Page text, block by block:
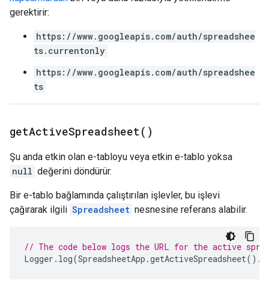
gerektirir:
https://www.googleapis.com/auth/spreadshee
ts.currentonly
https://www.googleapis.com/auth/spreadshee
ts
getActiveSpreadsheet( )
Şu anda etkin olan e-tabloyu veya etkin e-tablo yoksa
null değerini döndürür.
Bir e-tablo bağlamında çalıştırılan işlevler, bu işlevi
çağırarak ilgili Spreadsheet nesnesine referans alabilir.
// The code below logs the URL for the active
Logger . log(SpreadsheetApp .getActiveSpreadsheet().